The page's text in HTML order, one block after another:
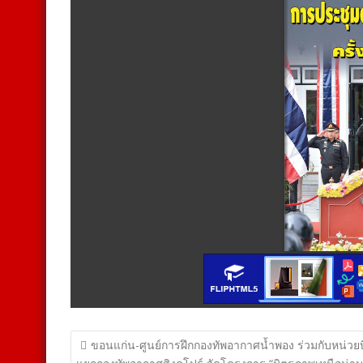
แนะแนว
ขอนแก่น-ศูนย์การฝึกกองทัพอากาศน้ำพอง ร่วมกับหน่ว